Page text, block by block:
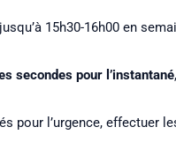
15h30-16h00 en
secondes pour l’instantané
pour l’urgence, effectuer